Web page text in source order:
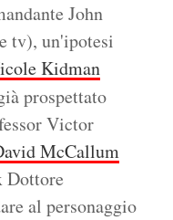
John
tv), un'ipotesi
Kidman
prospettato
Victor
McCallum
Dottore
al personaggio